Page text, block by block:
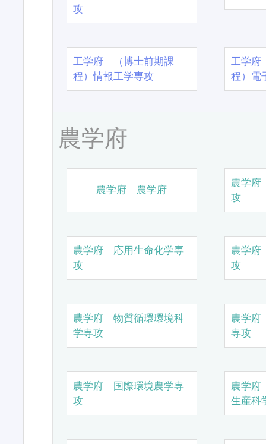
攻
工学府 （博士前期課
程）情報工学専攻
工学
程）電
農学府
農学府 農学府
農学
攻
農学府 応用生命化学専
攻
農学
攻
農学府 物質循環環境科
学専攻
農学
専攻
農学府 国際環境農学専
攻
農学
生産科